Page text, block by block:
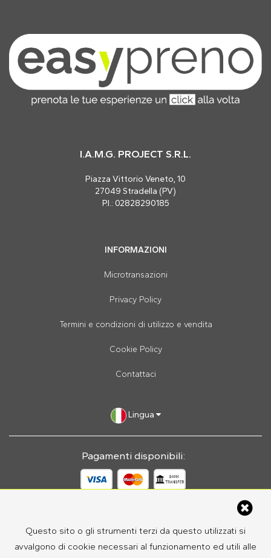
Questo sito o gli strumenti terzi da questo utilizzati si
avvalgono di cookie necessari al funzionamento ed utili alle
I.A.M.G. PROJECT S.R.L.
Piazza Vittorio Veneto, 10
27049 Stradella (PV)
P.I.: 02828290185
INFORMAZIONI
Microtransazioni
Privacy Policy
Termini e condizioni di utilizzo e vendita
Cookie Policy
Contattaci
Lingua
Pagamenti disponibili: